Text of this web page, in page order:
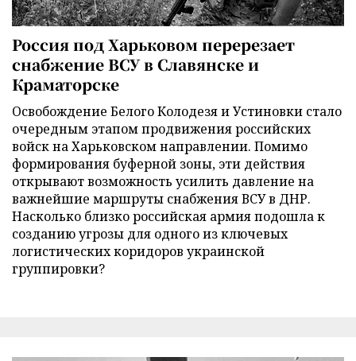
Россия под Харьковом перерезает
снабжение ВСУ в Славянске и
Краматорске
Освобождение Белого Колодезя и Устиновки стало
очередным этапом продвижения российских
войск на Харьковском направлении. Помимо
формирования буферной зоны, эти действия
открывают возможность усилить давление на
важнейшие маршруты снабжения ВСУ в ДНР.
Насколько близко российская армия подошла к
созданию угрозы для одного из ключевых
логистических коридоров украинской
группировки?